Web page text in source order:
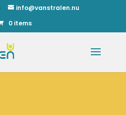
info@vanstralen.nu
0 items